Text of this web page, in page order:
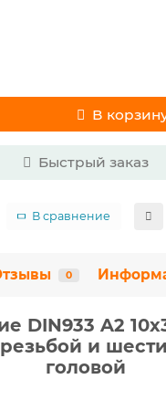
В
Быстрый заказ
В сравнение
0
DIN933 A2
и
головой